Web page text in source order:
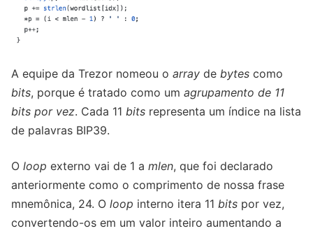
A equipe da Trezor nomeou o array de bytes como
bits, porque é tratado como um agrupamento de 11
bits por vez. Cada 11 bits representa um índice na lista
de palavras BIP39.
O loop externo vai de 1 a mlen, que foi declarado
anteriormente como o comprimento de nossa frase
mnemônica, 24. O loop interno itera 11 bits por vez,
convertendo-os em um valor inteiro aumentando a